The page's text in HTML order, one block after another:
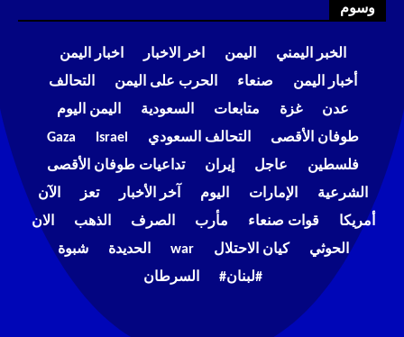
وسوم
الخبر اليمني اليمن اخر الاخبار
اخبار اليمن
أخبار اليمن
صنعاء الحرب على اليمن
التحالف
عدن
غزة متابعات السعودية
اليمن اليوم
طوفان الأقصى
التحالف السعودي Israel
Gaza
فلسطين
عاجل إيران
تداعيات طوفان الأقصى
الشرعية
الإمارات اليوم آخر الأخبار تعز
الآن
أمريكا
قوات صنعاء مأرب الصرف الذهب
الان
الحوثي
كيان الاحتلال war الحديدة
شبوة
#لبنان#
السرطان